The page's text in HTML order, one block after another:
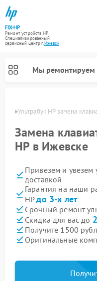
FIX-HP
Ремонт устройств HP
Специализированный
cервисный центр г.Ижевск
Мы ремонтируем
Ультрабук HP замена
Замена
HP в Ижевске
Привезем и увезем
доставкой
Гарантия на наши
HPдо 3-х лет
Срочный ремонт
Скидка для вас до
Получите 1500
Оригинальные